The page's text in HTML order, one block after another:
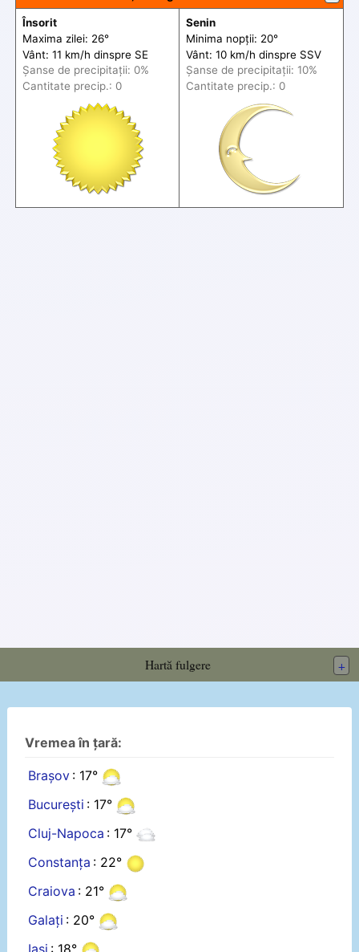
Însorit
Maxima zilei: 26°
Vânt: 11 km/h dinspre SE
Șanse de precipitații: 0%
Cantitate precip.: 0
Senin
Minima nopții: 20°
Vânt: 10 km/h dinspre SSV
Șanse de precipitații: 10%
Cantitate precip.: 0
Hartă fulgere +
Vremea în țară:
Brașov : 17°
București : 17°
Cluj-Napoca : 17°
Constanța : 22°
Craiova : 21°
Galați : 20°